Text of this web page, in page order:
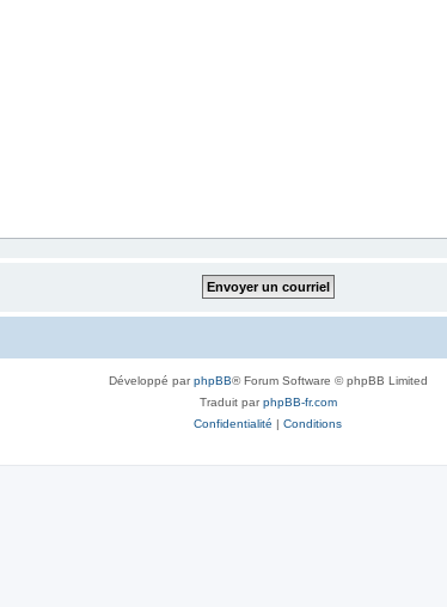
Développé parphpBB® Forum Software © phpBB Limited
Traduit parphpBB-fr.com
Confidentialité | Conditions